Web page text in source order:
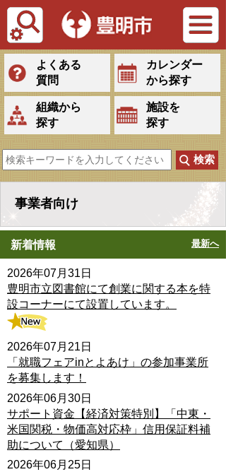
Tiếng Việt
よくある
質問
カレンダー
から探す
組織から
探す
施設を
探す
事業者向け
新着情報 最新へ
2026年07月31日
豊明市立図書館にて創業に関する本を特
設コーナーにて設置しています。
2026年07月21日
「就職フェアinとよあけ」の参加事業所
を募集します！
2026年06月30日
サポート資金【経済対策特別】「中東・
米国関税・物価高対応枠」信用保証料補
助について（愛知県）
2026年06月25日